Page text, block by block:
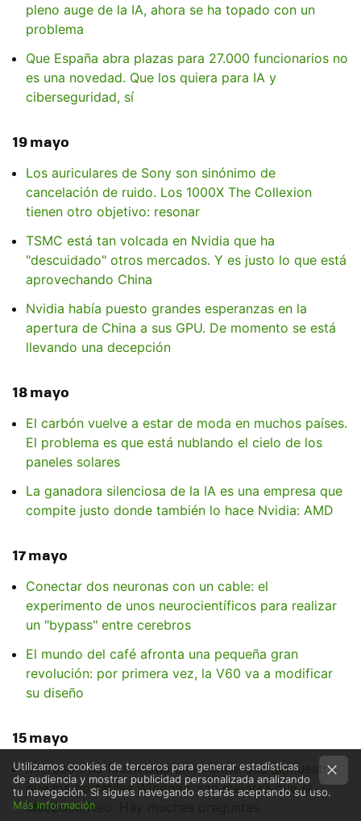
pleno auge de la IA, ahora se ha topado con un
problema
Que España abra plazas para 27.000 funcionarios no
es una novedad. Que los quiera para IA y
ciberseguridad, sí
19 mayo
Los auriculares de Sony son sinónimo de
cancelación de ruido. Los 1000X The Collexion
tienen otro objetivo: resonar
TSMC está tan volcada en Nvidia que ha
"descuidado" otros mercados. Y es justo lo que está
aprovechando China
Nvidia había puesto grandes esperanzas en la
apertura de China a sus GPU. De momento se está
llevando una decepción
18 mayo
El carbón vuelve a estar de moda en muchos países.
El problema es que está nublando el cielo de los
paneles solares
La ganadora silenciosa de la IA es una empresa que
compite justo donde también lo hace Nvidia: AMD
17 mayo
Conectar dos neuronas con un cable: el
experimento de unos neurocientíficos para realizar
un "bypass" entre cerebros
El mundo del café afronta una pequeña gran
revolución: por primera vez, la V60 va a modificar
su diseño
15 mayo
Microsoft ha financiado un informe que demuestra
que los portátiles Windows son mejores que el
MacBook Neo. Hay muchas preguntas
Utilizamos cookies de terceros para generar estadísticas
de audiencia y mostrar publicidad personalizada analizando
tu navegación. Si sigues navegando estarás aceptando su uso.
Más información